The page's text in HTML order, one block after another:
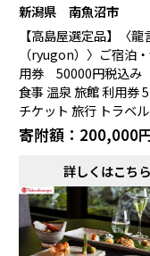
壱岐市（長崎県）
宇城市（熊本県
新潟県 南魚沼市
【高島屋選定品】〈龍
（ryugon）〉ご宿泊
用券 50000円税込み
食事 温泉 旅館 利用券
チケット 旅行 トラベル
寄附額：200,000
詳しくはこちら